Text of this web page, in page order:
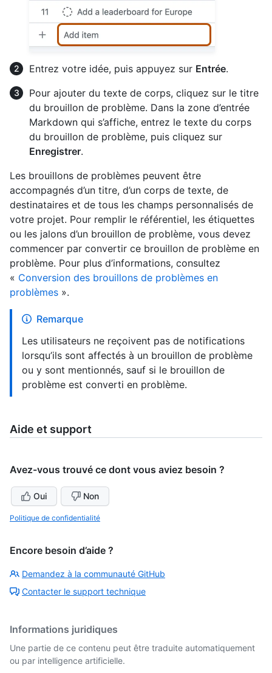
Entrez votre idée, puis appuyez sur Entrée.
Pour ajouter du texte de corps, cliquez sur le titre
du brouillon de problème. Dans la zone d’entrée
Markdown qui s’affiche, entrez le texte du corps
du brouillon de problème, puis cliquez sur
Enregistrer.
Les brouillons de problèmes peuvent être
accompagnés d’un titre, d’un corps de texte, de
destinataires et de tous les champs personnalisés de
votre projet. Pour remplir le référentiel, les étiquettes
ou les jalons d’un brouillon de problème, vous devez
commencer par convertir ce brouillon de problème en
problème. Pour plus d’informations, consultez
« Conversion des brouillons de problèmes en
problèmes ».
Remarque
Les utilisateurs ne reçoivent pas de notifications
lorsqu’ils sont affectés à un brouillon de problème
ou y sont mentionnés, sauf si le brouillon de
problème est converti en problème.
Aide et support
Avez-vous trouvé ce dont vous aviez besoin ?
Oui Non
Politique de confidentialité
Encore besoin d’aide ?
Demandez à la communauté GitHub
Contacter le support technique
Informations juridiques
Une partie de ce contenu peut être traduite automatiquement
ou par intelligence artificielle.